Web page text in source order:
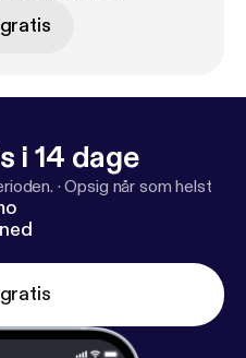
i 14 dage
·Opsig når som helst